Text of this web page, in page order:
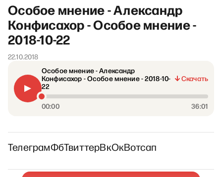
Особое мнение - Александр
Конфисахор - Особое мнение -
2018-10-22
22.10.2018
Особое мнение - Александр
Конфисахор - Особое мнение - 2018-10-
22
Скачать
00:00 36:01
ТелеграмФбТвиттерВкОкВотсап